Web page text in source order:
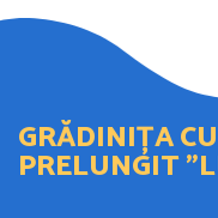
GRĂDINIȚA
PRELUNGIT